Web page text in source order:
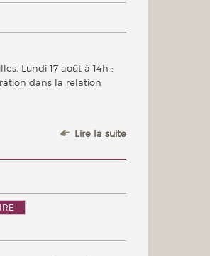
Lundi 17 août à 14h :
dans la relation
Lire la suite